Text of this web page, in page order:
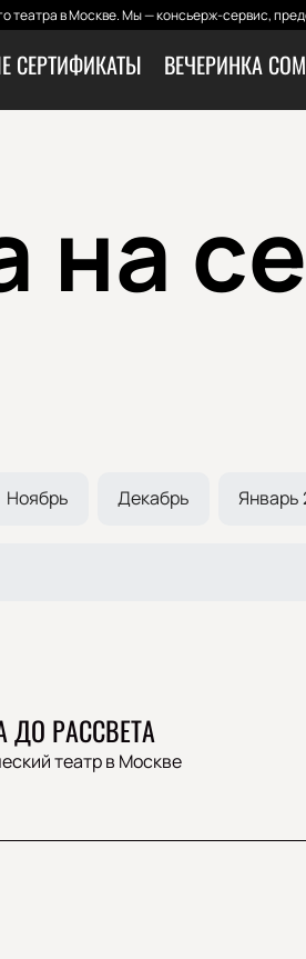
в Москве. Мы — консьерж-сервис,
СЕРТИФИКАТЫ ВЕЧЕРИНКА
Ноябрь Декабрь Январь
ДО РАССВЕТА
театр в Москве